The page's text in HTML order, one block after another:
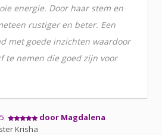
energie. Door haar stem en
rustiger en beter. Een
met goede inzichten waardoor
te nemen die goed zijn voor
door Magdalena
Krisha